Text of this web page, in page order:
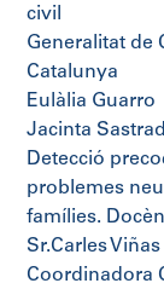
civil
Generalitat de
Catalunya
Eulàlia Guarro
Jacinta
Detecció
problemes
famílies.
Sr.Carles
Coordinadora